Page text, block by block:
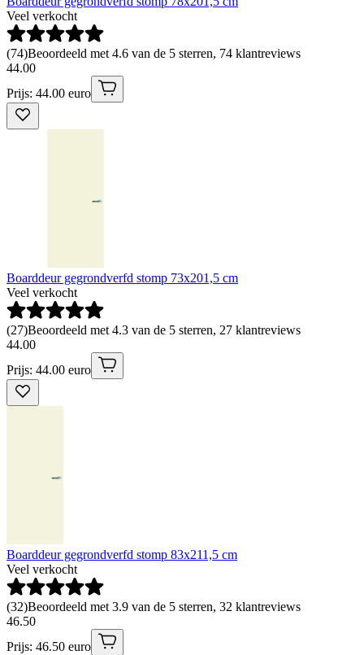
Veel verkocht
(74)Beoordeeld met 4.6 van de 5 sterren, 74 klantreviews
44.00
Prijs: 44.00 euro
Boarddeur gegrondverfd stomp 73x201,5 cm
Veel verkocht
(27)Beoordeeld met 4.3 van de 5 sterren, 27 klantreviews
44.00
Prijs: 44.00 euro
Boarddeur gegrondverfd stomp 83x211,5 cm
Veel verkocht
(32)Beoordeeld met 3.9 van de 5 sterren, 32 klantreviews
46.50
Prijs: 46.50 euro